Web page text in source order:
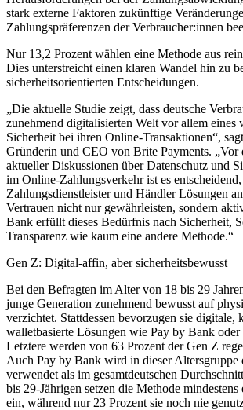
stark externe Faktoren zukünftige
Zahlungspräferenzen der Verbraucher:innen
Nur 13,2 Prozent wählen eine Methode aus
Dies unterstreicht einen klaren Wandel hin zu
sicherheitsorientierten Entscheidungen.
„Die aktuelle Studie zeigt, dass deutsche
zunehmend digitalisierten Welt vor allem eines
Sicherheit bei ihren Online-Transaktionen“,
Gründerin und CEO von Brite Payments. „Vor
aktueller Diskussionen über Datenschutz und
im Online-Zahlungsverkehr ist es entscheidend,
Zahlungsdienstleister und Händler Lösungen
Vertrauen nicht nur gewährleisten, sondern
Bank erfüllt dieses Bedürfnis nach Sicherheit,
Transparenz wie kaum eine andere Methode.“
Gen Z: Digital-affin, aber sicherheitsbewusst
Bei den Befragten im Alter von 18 bis 29
junge Generation zunehmend bewusst auf
verzichtet. Stattdessen bevorzugen sie digitale,
walletbasierte Lösungen wie Pay by Bank
Letztere werden von 63 Prozent der Gen Z
Auch Pay by Bank wird in dieser Altersgruppe
verwendet als im gesamtdeutschen
bis 29-Jährigen setzen die Methode
ein, während nur 23 Prozent sie noch nie